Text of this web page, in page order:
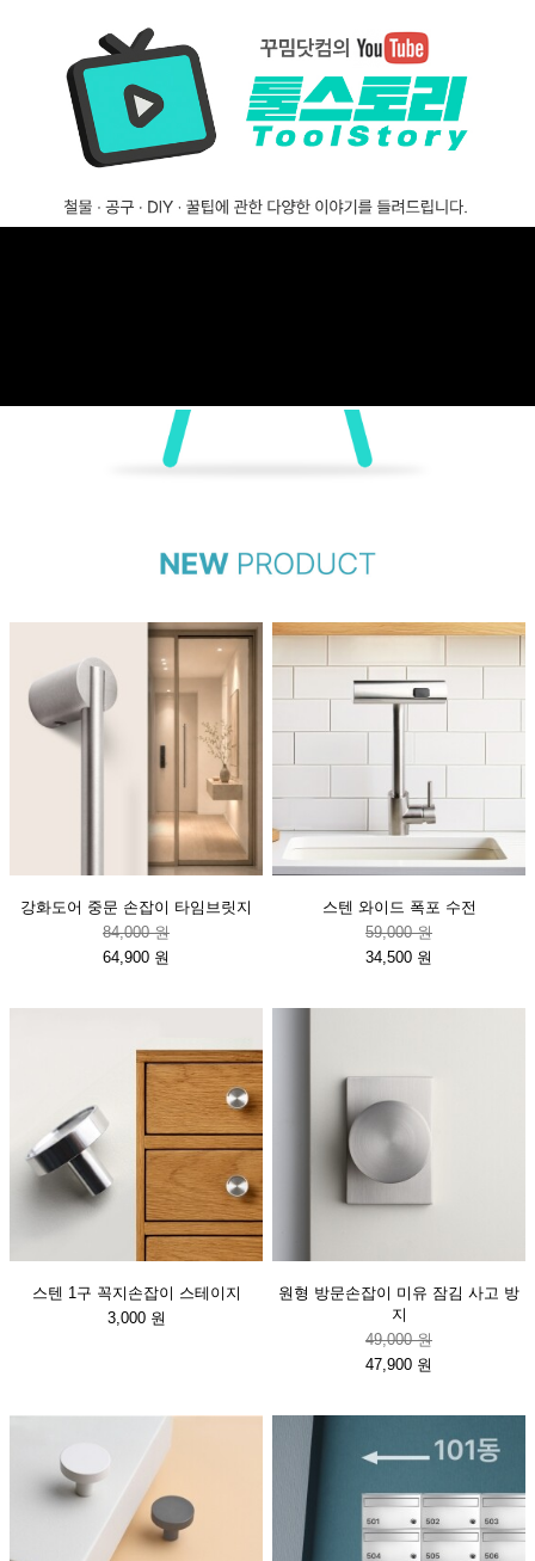
강화도어 중문 손잡이 타임브릿지
84,000 원
64,900 원
스텐 와이드 폭포 수전
59,000 원
34,500 원
스텐 1구 꼭지손잡이 스테이지
3,000 원
원형 방문손잡이 미유 잠김 사고 방
지
49,000 원
47,900 원